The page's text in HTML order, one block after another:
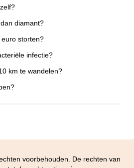
diamant?
storten?
infectie?
km te wandelen?
voorbehouden. De rechten van